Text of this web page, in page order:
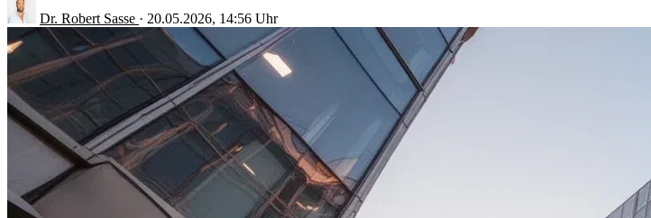
Dr. Robert Sasse · 20.05.2026, 14:56 Uhr